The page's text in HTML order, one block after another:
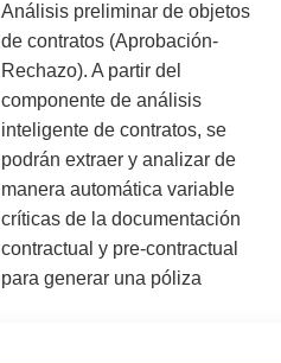
Análisis preliminar de objetos
de contratos (Aprobación-
Rechazo). A partir del
componente de análisis
inteligente de contratos, se
podrán extraer y analizar de
manera automática variable
críticas de la documentación
contractual y pre-contractual
para generar una póliza